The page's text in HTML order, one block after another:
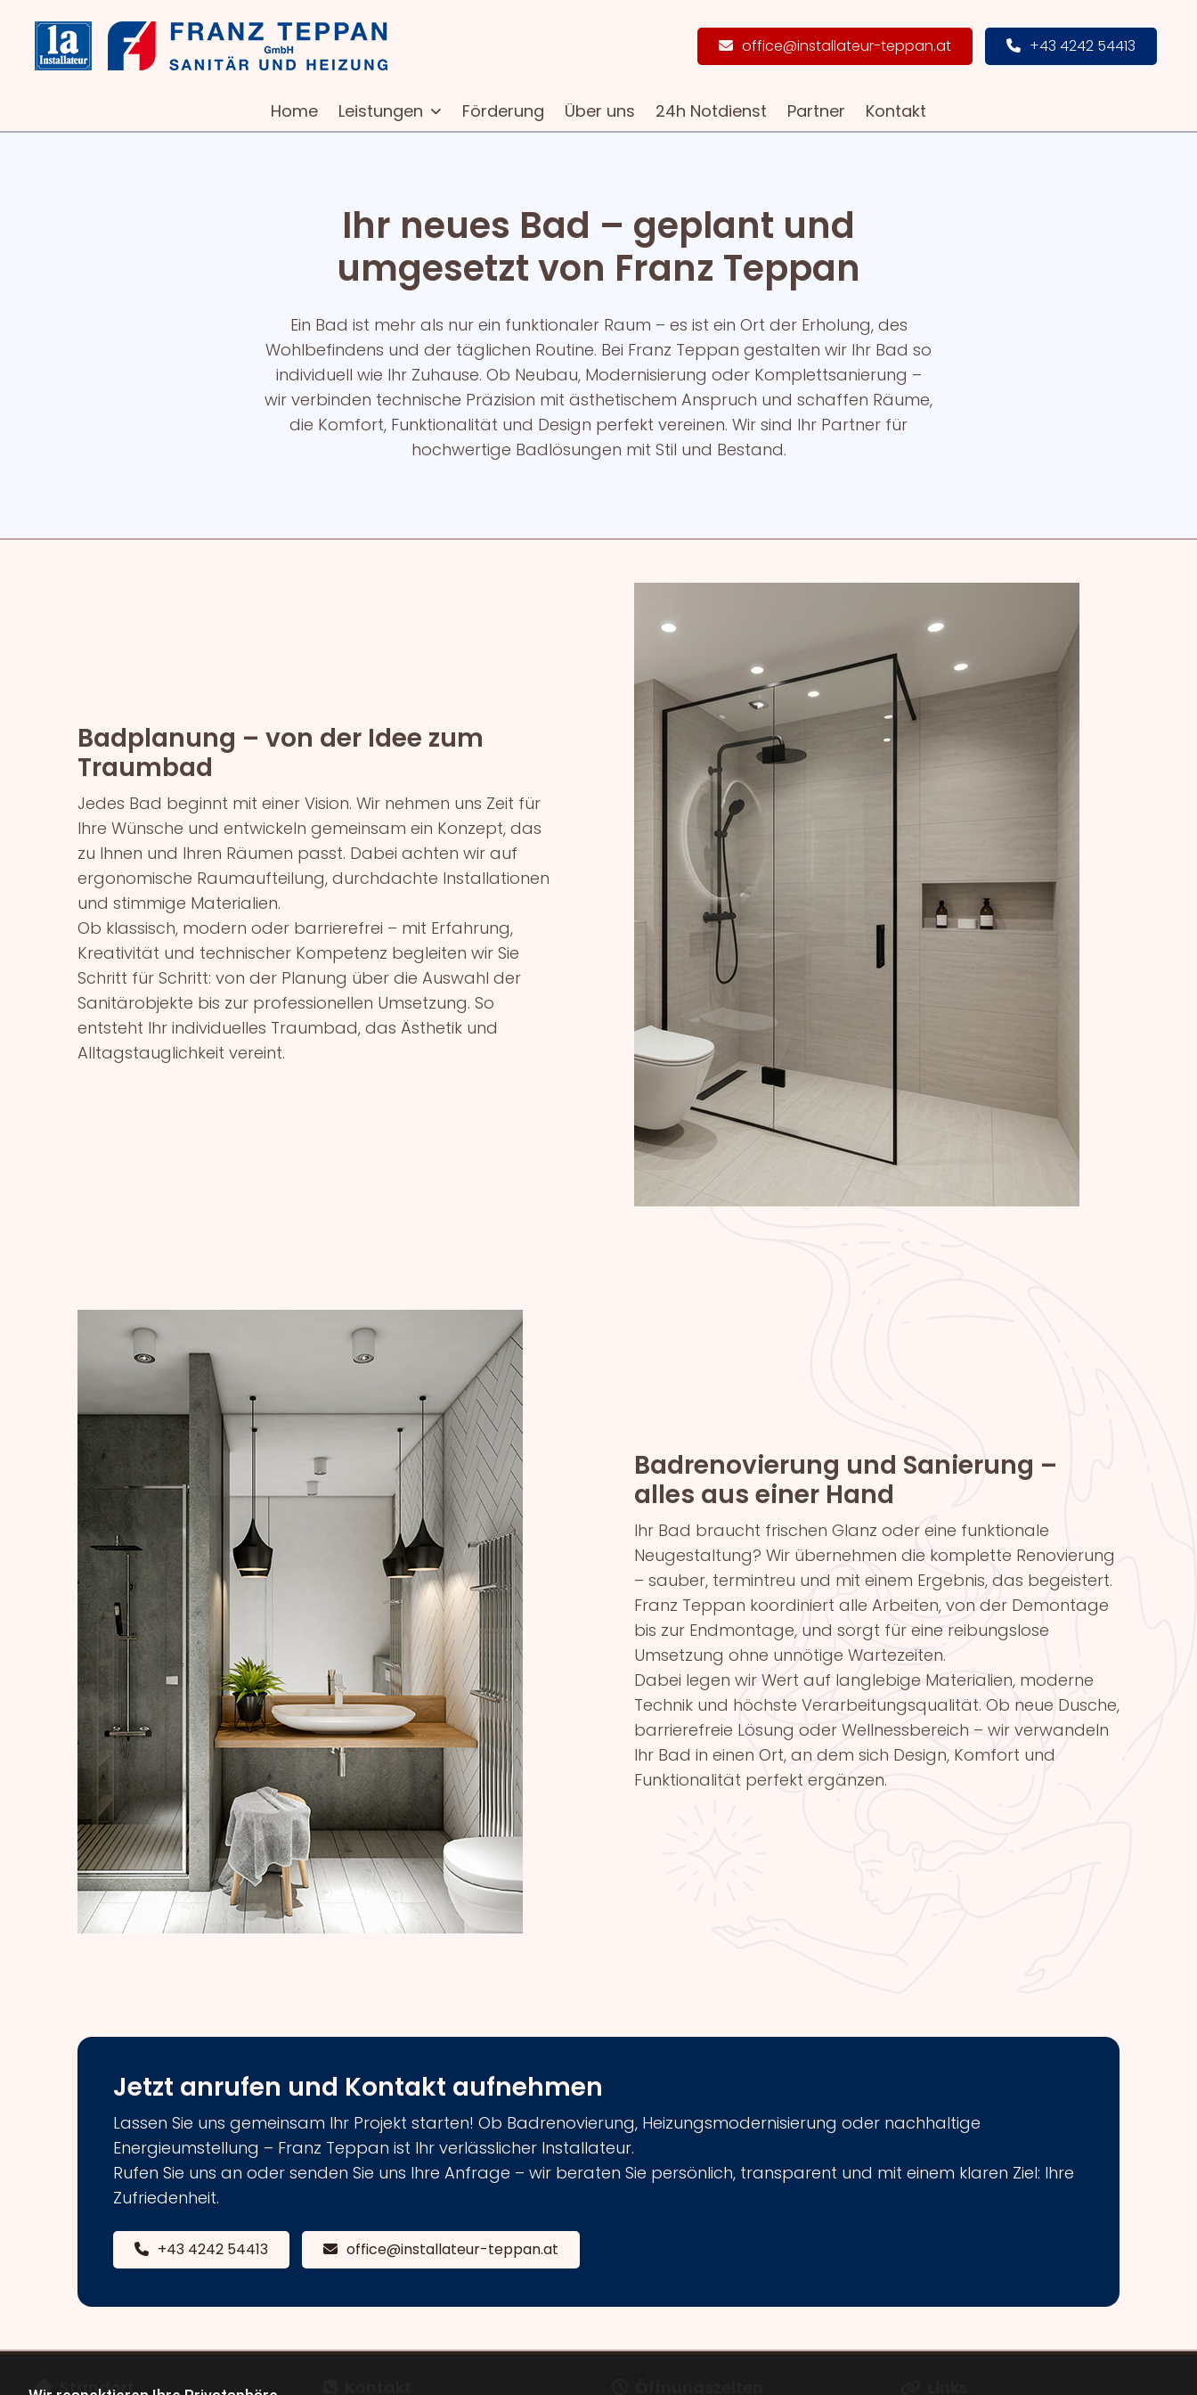
+43 4242 54413
office@installateur-teppan.at
Home Leistungen Förderung Über uns 24h Notdienst Partner Kontakt
Ihr neues Bad – geplant und
umgesetzt von Franz Teppan
Ein Bad ist mehr als nur ein funktionaler Raum – es ist ein Ort der Erholung, des
Wohlbefindens und der täglichen Routine. Bei Franz Teppan gestalten wir Ihr Bad so
individuell wie Ihr Zuhause. Ob Neubau, Modernisierung oder Komplettsanierung –
wir verbinden technische Präzision mit ästhetischem Anspruch und schaffen Räume,
die Komfort, Funktionalität und Design perfekt vereinen. Wir sind Ihr Partner für
hochwertige Badlösungen mit Stil und Bestand.
Badplanung – von der Idee zum
Traumbad
Jedes Bad beginnt mit einer Vision. Wir nehmen uns Zeit für
Ihre Wünsche und entwickeln gemeinsam ein Konzept, das
zu Ihnen und Ihren Räumen passt. Dabei achten wir auf
ergonomische Raumaufteilung, durchdachte Installationen
und stimmige Materialien.
Ob klassisch, modern oder barrierefrei – mit Erfahrung,
Kreativität und technischer Kompetenz begleiten wir Sie
Schritt für Schritt: von der Planung über die Auswahl der
Sanitärobjekte bis zur professionellen Umsetzung. So
entsteht Ihr individuelles Traumbad, das Ästhetik und
Alltagstauglichkeit vereint.
Badrenovierung und Sanierung –
alles aus einer Hand
Ihr Bad braucht frischen Glanz oder eine funktionale
Neugestaltung? Wir übernehmen die komplette Renovierung
– sauber, termintreu und mit einem Ergebnis, das begeistert.
Franz Teppan koordiniert alle Arbeiten, von der Demontage
bis zur Endmontage, und sorgt für eine reibungslose
Umsetzung ohne unnötige Wartezeiten.
Dabei legen wir Wert auf langlebige Materialien, moderne
Technik und höchste Verarbeitungsqualität. Ob neue Dusche,
barrierefreie Lösung oder Wellnessbereich – wir verwandeln
Ihr Bad in einen Ort, an dem sich Design, Komfort und
Funktionalität perfekt ergänzen.
Jetzt anrufen und Kontakt aufnehmen
Lassen Sie uns gemeinsam Ihr Projekt starten! Ob Badrenovierung, Heizungsmodernisierung oder nachhaltige
Energieumstellung – Franz Teppan ist Ihr verlässlicher Installateur.
Rufen Sie uns an oder senden Sie uns Ihre Anfrage – wir beraten Sie persönlich, transparent und mit einem klaren Ziel: Ihre
Zufriedenheit.
+43 4242 54413 office@installateur-teppan.at
 Standort